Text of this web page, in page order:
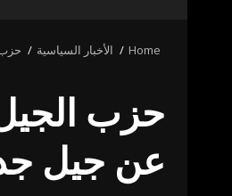
Home الأخبار السياسية حزب
حزب الجيل
عن جيل